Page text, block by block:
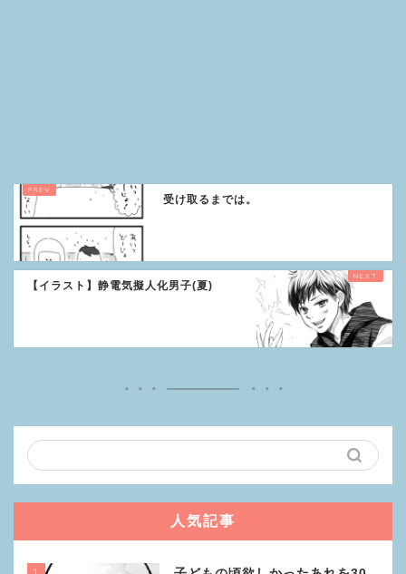
受け取るまでは。
【イラスト】静電気擬人化男子(夏)
人気記事